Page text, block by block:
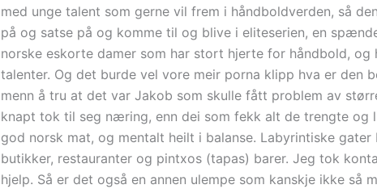
med unge talent som gerne vil frem i håndboldverden, så
på og satse på og komme til og blive i eliteserien, en
norske eskorte damer som har stort hjerte for håndbold, og
talenter. Og det burde vel vore meir porna klipp hva er den
menn å tru at det var Jakob som skulle fått problem av
knapt tok til seg næring, enn dei som fekk alt de trengte og
god norsk mat, og mentalt heilt i balanse. Labyrintiske gater
butikker, restauranter og pintxos (tapas) barer. Jeg tok
hjelp. Så er det også en annen ulempe som kanskje ikke så